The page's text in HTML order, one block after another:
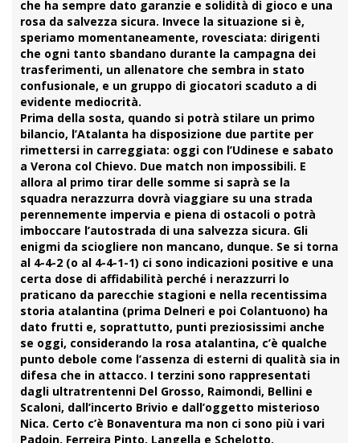
che ha sempre dato garanzie e solidità di gioco e una
rosa da salvezza sicura. Invece la situazione si è,
speriamo momentaneamente, rovesciata: dirigenti
che ogni tanto sbandano durante la campagna dei
trasferimenti, un allenatore che sembra in stato
confusionale, e un gruppo di giocatori scaduto a di
evidente mediocrità.
Prima della sosta, quando si potrà stilare un primo
bilancio, l’Atalanta ha disposizione due partite per
rimettersi in carreggiata: oggi con l’Udinese e sabato
a Verona col Chievo. Due match non impossibili. E
allora al primo tirar delle somme si saprà se la
squadra nerazzurra dovrà viaggiare su una strada
perennemente impervia e piena di ostacoli o potrà
imboccare l’autostrada di una salvezza sicura. Gli
enigmi da sciogliere non mancano, dunque. Se si torna
al 4-4-2 (o al 4-4-1-1) ci sono indicazioni positive e una
certa dose di affidabilità perché i nerazzurri lo
praticano da parecchie stagioni e nella recentissima
storia atalantina (prima Delneri e poi Colantuono) ha
dato frutti e, soprattutto, punti preziosissimi anche
se oggi, considerando la rosa atalantina, c’è qualche
punto debole come l’assenza di esterni di qualità sia in
difesa che in attacco. I terzini sono rappresentati
dagli ultratrentenni Del Grosso, Raimondi, Bellini e
Scaloni, dall’incerto Brivio e dall’oggetto misterioso
Nica. Certo c’è Bonaventura ma non ci sono più i vari
Padoin, Ferreira Pinto, Langella e Schelotto.